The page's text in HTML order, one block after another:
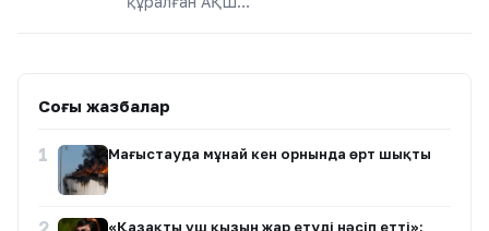
Соңғы жазбалар
1 Маңғыстауда мұнай кен орнында өрт шықты
«Қазақтың үш қызын жар етуді нәсіп етті»: